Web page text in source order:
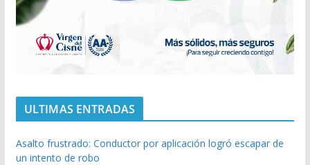
ULTIMAS ENTRADAS
Asalto frustrado: Conductor por aplicación logró escapar de
un intento de robo